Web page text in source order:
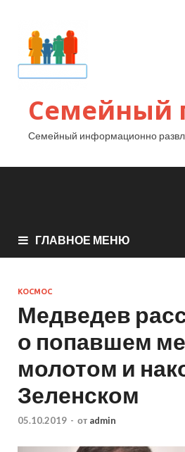
Семейный
Семейный информационно
ГЛАВНОЕ МЕНЮ
КОСМОС
Медведев
о попавшем
молотом и
Зеленском
05.10.2019 - от admin